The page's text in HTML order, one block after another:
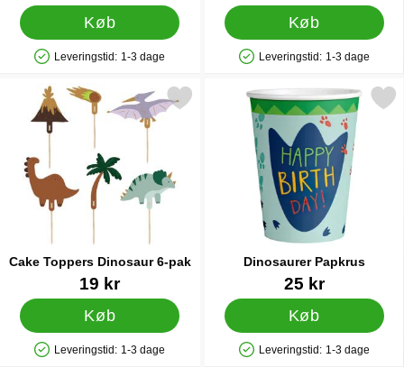
Køb
Produkttilgængelighed: På lager
Leveringstid: 1-3 dage
Køb
Produkttilgængelighed: På lager
Leveringstid: 1-3 dage
Cake Toppers Dinosaur 6-pak
Varenr 8343919 kr
Køb
Produkttilgængelighed: På lager
Leveringstid: 1-3 dage
Markér cake Toppers Dinosaur 6-pak som favorit
Dinosaurer Papkrus
Varenr 3633425 kr
Køb
Produkttilgængelighed: På lager
Leveringstid: 1-3 dage
Markér dinosaurer